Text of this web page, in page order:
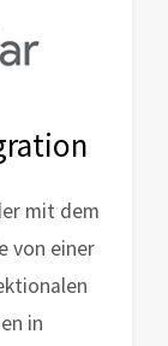
mit dem
von einer
in